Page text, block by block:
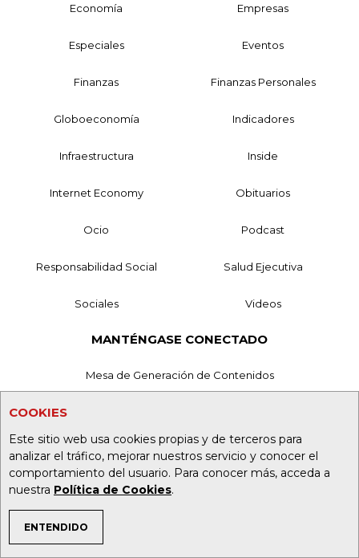
COOKIES
Este sitio web usa cookies propias y de terceros para
analizar el tráfico, mejorar nuestros servicio y conocer el
comportamiento del usuario. Para conocer más, acceda a
nuestra Política de Cookies.
ENTENDIDO
TEMAS DE INTERÉS
Economía Empresas
Especiales Eventos
Finanzas Finanzas Personales
Globoeconomía Indicadores
Infraestructura Inside
Internet Economy Obituarios
Ocio Podcast
Responsabilidad Social Salud Ejecutiva
Sociales Videos
MANTÉNGASE CONECTADO
Mesa de Generación de Contenidos
Contáctenos
Aviso de privacidad